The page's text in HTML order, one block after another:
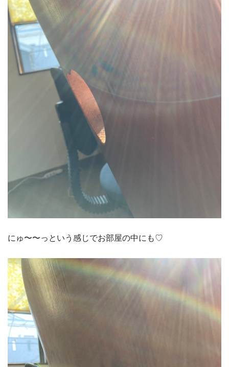
にゅ〜〜っという感じでお部屋の中にも♡